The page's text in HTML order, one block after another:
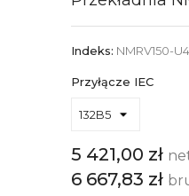
Indeks: NMRV150-
Przyłącze IEC
5 421,00 zł
6 667,83 zł